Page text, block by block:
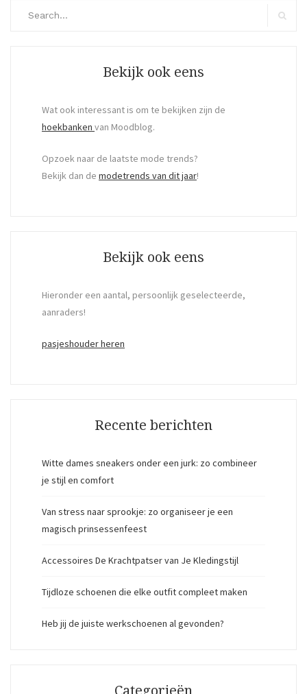
Bekijk ook eens
Wat ook interessant is om te bekijken zijn de
hoekbanken van Moodblog.
Opzoek naar de laatste mode trends?
Bekijk dan de modetrends van dit jaar!
Bekijk ook eens
Hieronder een aantal, persoonlijk geselecteerde,
aanraders!
pasjeshouder heren
Recente berichten
Witte dames sneakers onder een jurk: zo combineer
je stijl en comfort
Van stress naar sprookje: zo organiseer je een
magisch prinsessenfeest
Accessoires De Krachtpatser van Je Kledingstijl
Tijdloze schoenen die elke outfit compleet maken
Heb jij de juiste werkschoenen al gevonden?